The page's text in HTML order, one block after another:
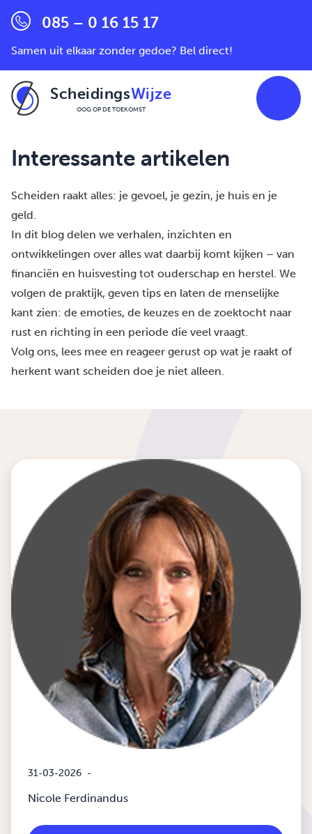
085 – 0 16 15 17
Samen uit elkaar zonder gedoe? Bel direct!
ScheidingsWijze
OOG OP DE TOEKOMST
Interessante artikelen
Scheiden raakt alles: je gevoel, je gezin, je huis en je
geld.
In dit blog delen we verhalen, inzichten en
ontwikkelingen over alles wat daarbij komt kijken – van
financiën en huisvesting tot ouderschap en herstel. We
volgen de praktijk, geven tips en laten de menselijke
kant zien: de emoties, de keuzes en de zoektocht naar
rust en richting in een periode die veel vraagt.
Volg ons, lees mee en reageer gerust op wat je raakt of
herkent want scheiden doe je niet alleen.
31-03-2026 -
Nicole Ferdinandus